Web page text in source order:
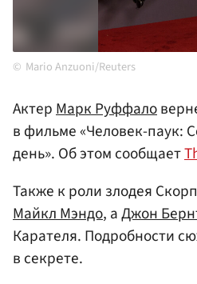
Mario Anzuoni/Reuters
АктерМарк Руффало
в фильме «Человек-паук:
день». Об этом сообщает
Также к роли злодея
Майкл Мэндо, аДжон
Карателя. Подробности
в секрете.